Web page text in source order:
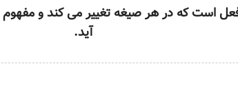
است که در هر صیغه تغییر می کند و
آید.